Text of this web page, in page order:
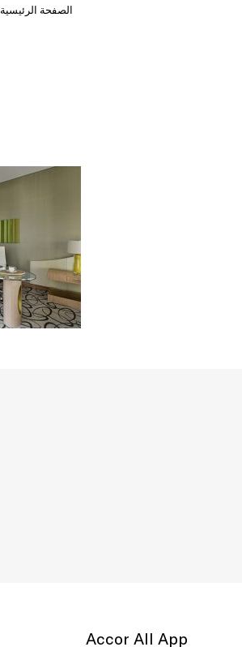
الصفحة الرئيسية
Accor All App